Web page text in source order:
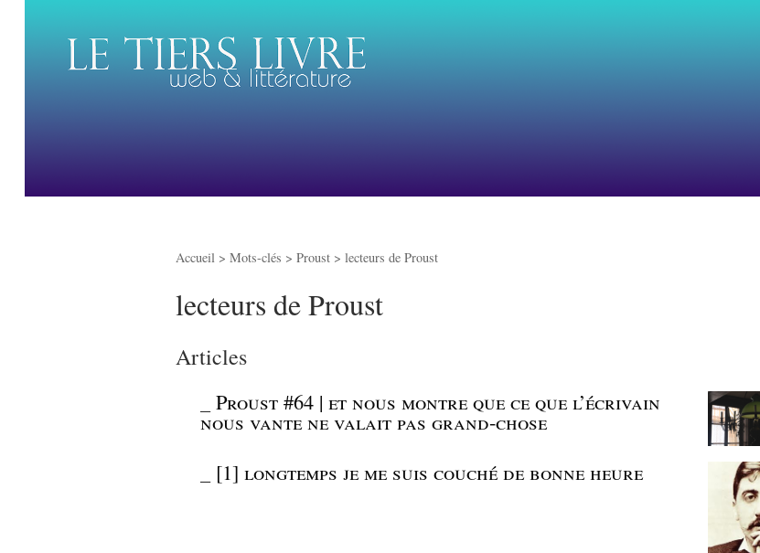
Accueil > Mots-clés > Proust > lecteurs de Proust
lecteurs de Proust
Articles
Proust #64 | et nous montre que ce que l’écrivain
nous vante ne valait pas grand-chose
[1] longtemps je me suis couché de bonne heure